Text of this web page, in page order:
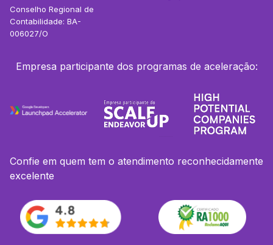
Conselho Regional de
Contabilidade: BA-
006027/O
Empresa participante dos programas de aceleração:
Confie em quem tem o atendimento reconhecidamente
excelente